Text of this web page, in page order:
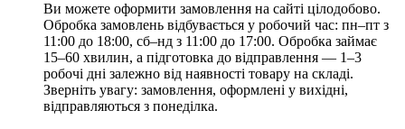
Ви можете оформити замовлення на сайті цілодобово.
Обробка замовлень відбувається у робочий час: пн–пт з
11:00 до 18:00, сб–нд з 11:00 до 17:00. Обробка займає
15–60 хвилин, а підготовка до відправлення — 1–3
робочі дні залежно від наявності товару на складі.
Зверніть увагу: замовлення, оформлені у вихідні,
відправляються з понеділка.